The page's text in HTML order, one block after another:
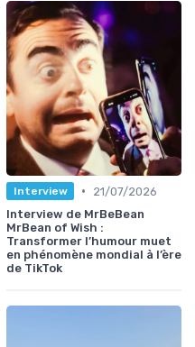
Interview •
21/07/2026
Interview de MrBeBean
MrBean of Wish :
Transformer l’humour muet
en phénomène mondial à l’ère
de TikTok